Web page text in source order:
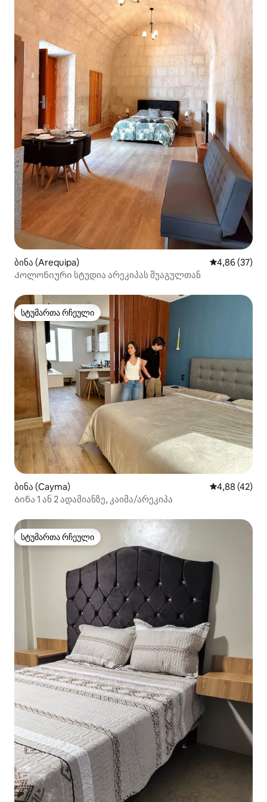
ბინა (Arequipa) საშუალო
4,86 (37)
Კოლონიური სტუდია არეკიპას შუაგულთან
სტუმართა რჩეული
სტუმართა რჩეული
ბინა (Cayma) საშუალო
4,88 (42)
Ბინა 1 ან 2 ადამიანზე, კაიმა/არეკიპა
სტუმართა რჩეული
სტუმართა რჩეული